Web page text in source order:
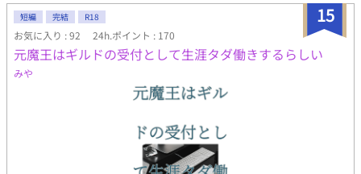
る真治は、最高位性奴隷調教師のザラキアに淫乱の素質を見出さ
れ、ソドム最高の『最高級愛玩奴隷・シンジ』になるため、調教
されることになる。 7日間で性感帯の全てを開発され、立派な性
奴隷（セクシズ）として生まれ変わることになった冴えないサラ
リーマンは、果たしてこの退廃した異世界で、最高の地位と愛と
幸福を掴めるのか…？ 美貌攻め×平凡受け。調教・異種姦・前立
腺責め・尿道責め・ドライオーガズム多イキ等で最後は溺愛イチ
【キャラ設定】 ●シンジ 165/56/32 人間。お人好しで出世コー
スから外れ、童顔と気弱な性格から、後輩からも「新人さん」と
陰口を叩かれている。押し付けられた仕事を断れないせいで社畜
15
短編 完結 R18
お気に入り : 92 24h.ポイント : 170
元魔王はギルドの受付として生涯タダ働きするらしい
みや